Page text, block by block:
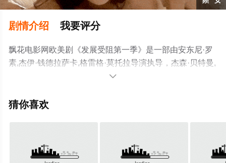
剧情介绍 我要评分
飘花电影网欧美剧《发展受阻第一季》是一部由安东尼·罗
素,杰伊·钱德拉萨卡,格雷格·莫托拉导演执导，杰森·贝特曼,
波西亚·德·罗西,威尔·阿奈特,迈克尔·塞拉,杰弗里·塔伯,杰西
尔等演员精彩演绎的美国电视剧，大结局剧情已揭晓（全

猜你喜欢